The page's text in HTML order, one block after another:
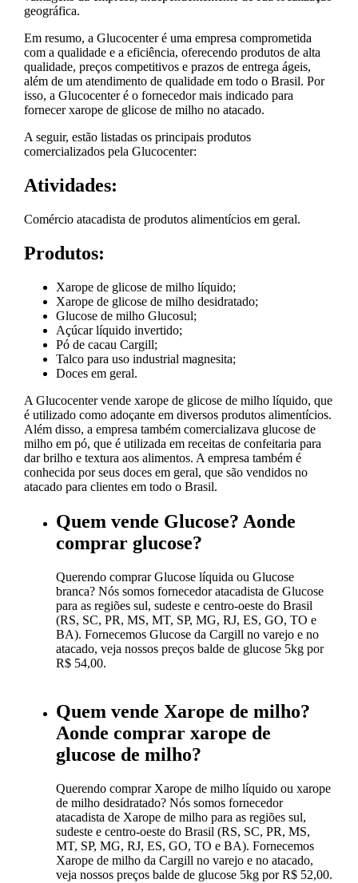
geográfica.
Em resumo, a Glucocenter é uma empresa comprometida
com a qualidade e a eficiência, oferecendo produtos de alta
qualidade, preços competitivos e prazos de entrega ágeis,
além de um atendimento de qualidade em todo o Brasil. Por
isso, a Glucocenter é o fornecedor mais indicado para
fornecer xarope de glicose de milho no atacado.
A seguir, estão listadas os principais produtos
comercializados pela Glucocenter:
Atividades:
Comércio atacadista de produtos alimentícios em geral.
Produtos:
Xarope de glicose de milho líquido;
Xarope de glicose de milho desidratado;
Glucose de milho Glucosul;
Açúcar líquido invertido;
Pó de cacau Cargill;
Talco para uso industrial magnesita;
Doces em geral.
A Glucocenter vende xarope de glicose de milho líquido, que
é utilizado como adoçante em diversos produtos alimentícios.
Além disso, a empresa também comercializava glucose de
milho em pó, que é utilizada em receitas de confeitaria para
dar brilho e textura aos alimentos. A empresa também é
conhecida por seus doces em geral, que são vendidos no
atacado para clientes em todo o Brasil.
Quem vende Glucose? Aonde
comprar glucose?
Querendo comprar Glucose líquida ou Glucose
branca? Nós somos fornecedor atacadista de Glucose
para as regiões sul, sudeste e centro-oeste do Brasil
(RS, SC, PR, MS, MT, SP, MG, RJ, ES, GO, TO e
BA). Fornecemos Glucose da Cargill no varejo e no
atacado, veja nossos preços balde de glucose 5kg por
R$ 54,00.
Quem vende Xarope de milho?
Aonde comprar xarope de
glucose de milho?
Querendo comprar Xarope de milho líquido ou xarope
de milho desidratado? Nós somos fornecedor
atacadista de Xarope de milho para as regiões sul,
sudeste e centro-oeste do Brasil (RS, SC, PR, MS,
MT, SP, MG, RJ, ES, GO, TO e BA). Fornecemos
Xarope de milho da Cargill no varejo e no atacado,
veja nossos preços balde de glucose 5kg por R$ 52,00.